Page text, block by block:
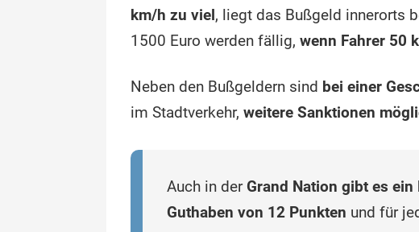
km/h zu viel, liegt das Bußgeld innerorts
1500 Euro werden fällig, wenn Fahrer 50
Neben den Bußgeldern sind bei einer
im Stadtverkehr, weitere Sanktionen
Auch in der Grand Nation gibt es
Guthaben von 12 Punkten und für